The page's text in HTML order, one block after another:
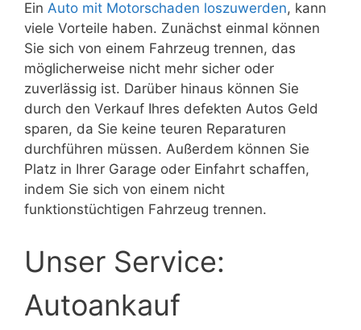
Ein Auto mit Motorschaden loszuwerden, kann
viele Vorteile haben. Zunächst einmal können
Sie sich von einem Fahrzeug trennen, das
möglicherweise nicht mehr sicher oder
zuverlässig ist. Darüber hinaus können Sie
durch den Verkauf Ihres defekten Autos Geld
sparen, da Sie keine teuren Reparaturen
durchführen müssen. Außerdem können Sie
Platz in Ihrer Garage oder Einfahrt schaffen,
indem Sie sich von einem nicht
funktionstüchtigen Fahrzeug trennen.
Unser Service:
Autoankauf